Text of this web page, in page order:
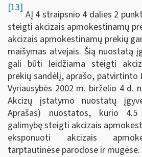
[13]
AĮ 4 straipsnio 4 dalies 2
steigti akcizais apmokestinamų
akcizais apmokestinamų prekių
maišymas atvejais. Šią nuostatą
gali būti leidžiama steigti
prekių sandėlį, aprašo, patvirtinto
Vyriausybės 2002 m. birželio 4 d.
Akcizų įstatymo nuostatų
Aprašas) nuostatos, kurio
galimybę steigti akcizais
eksponuoti akcizais
tarptautinėse parodose ir mugėse.